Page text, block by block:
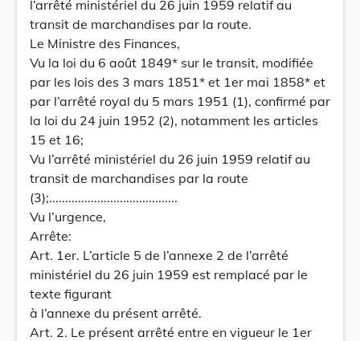
l’arrêté ministériel du 26 juin 1959 relatif au
transit de marchandises par la route.
Le Ministre des Finances,
Vu la loi du 6 août 1849* sur le transit, modifiée
par les lois des 3 mars 1851* et 1er mai 1858* et
par l’arrêté royal du 5 mars 1951 (1), confirmé par
la loi du 24 juin 1952 (2), notamment les articles
15 et 16;
Vu l’arrêté ministériel du 26 juin 1959 relatif au
transit de marchandises par la route
(3);........................................
Vu l’urgence,
Arrête:
Art. 1er. L’article 5 de l’annexe 2 de l’arrêté
ministériel du 26 juin 1959 est remplacé par le
texte figurant
à l’annexe du présent arrêté.
Art. 2. Le présent arrêté entre en vigueur le 1er